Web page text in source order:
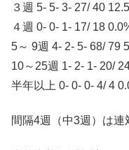
３週 5- 5- 3- 27/ 40
４週 0- 0- 1- 17/ 18
5～ 9週 4- 2- 5- 68/ 79
10～25週 1- 2- 1- 20/
半年以上 0- 0- 0- 4/ 4
間隔4週（中3週）は連